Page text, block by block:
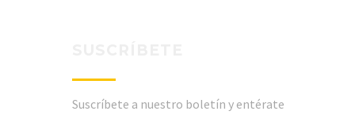
Suscríbete a nuestro boletín y entérate